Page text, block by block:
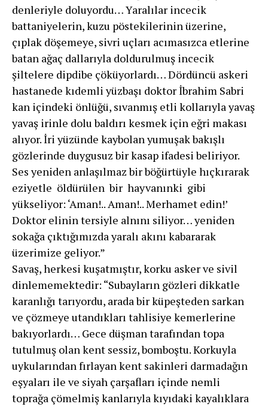
denleriyle doluyordu… Yaralılar incecik
battaniyelerin, kuzu pöstekilerinin üzerine,
çıplak döşemeye, sivri uçları acımasızca etle­rine
batan ağaç dallarıyla doldurulmuş incecik
şiltelere dipdibe çöküyorlardı… Dördüncü askeri
hastanede kıdemli yüzbaşı doktor İbrahim Sabri
kan içindeki önlüğü, sı­vanmış etli kollarıyla yavaş
yavaş irinle dolu baldırı kes­mek için eğri makası
alıyor. İri yüzünde kaybolan yumu­şak bakışlı
gözlerinde duygusuz bir kasap ifadesi beli­riyor.
Ses yeniden anlaşılmaz bir böğürtüyle hıçkırarak
eziyetle öldürülen bir hayvanınki gibi
yükseliyor: ‘Aman!.. Aman!.. Merhamet edin!’
Doktor elinin tersiyle alnını siliyor… yeniden
sokağa çıktığımız­da yaralı akını kabararak
üzerimize geliyor.”
Savaş, herkesi kuşatmıştır, korku asker ve sivil
dinlememektedir: “Subayların gözleri dikkatle
karanlı­ğı tarıyordu, arada bir küpeşteden sarkan
ve çözmeye utandıkları tahlisiye kemerlerine
bakıyorlardı… Gece düşman tarafından topa
tutulmuş olan kent sessiz, bomboştu. Korkuyla
uykula­rından fırlayan kent sakinleri darmadağın
eşyaları ile ve siyah çarşafları içinde nemli
toprağa çömelmiş kanla­rıyla kıyıdaki kayalıklara